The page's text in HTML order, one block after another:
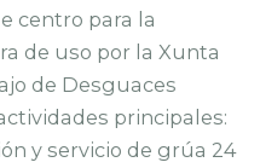
centro para la
de uso por la Xunta
de Desguaces
principales:
y servicio de grúa 24